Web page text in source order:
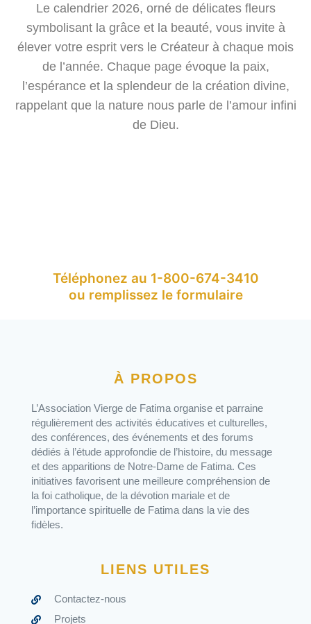
Le calendrier 2026, orné de délicates fleurs
symbolisant la grâce et la beauté, vous invite à
élever votre esprit vers le Créateur à chaque mois
de l’année. Chaque page évoque la paix,
l’espérance et la splendeur de la création divine,
rappelant que la nature nous parle de l’amour infini
de Dieu.
Téléphonez au 1-800-674-3410
ou remplissez le formulaire
À PROPOS
L’Association Vierge de Fatima organise et parraine
régulièrement des activités éducatives et culturelles,
des conférences, des événements et des forums
dédiés à l’étude approfondie de l’histoire, du message
et des apparitions de Notre-Dame de Fatima. Ces
initiatives favorisent une meilleure compréhension de
la foi catholique, de la dévotion mariale et de
l’importance spirituelle de Fatima dans la vie des
fidèles.
LIENS UTILES
Contactez-nous
Projets